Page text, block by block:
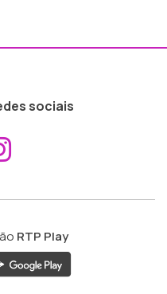
sociais
ao
RTP Play